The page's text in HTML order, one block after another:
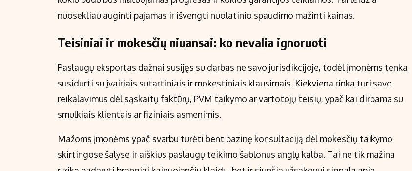
nuosekliau auginti pajamas ir išvengti nuolatinio spaudimo mažinti kainas.
Teisiniai ir mokesčių niuansai: ko nevalia ignoruoti
Paslaugų eksportas dažnai susijęs su darbas ne savo jurisdikcijoje, todėl įmonėms tenka
susidurti su įvairiais sutartiniais ir mokestiniais klausimais. Kiekviena rinka turi savo
reikalavimus dėl sąskaitų faktūrų, PVM taikymo ar vartotojų teisių, ypač kai dirbama su
smulkiais klientais ar fiziniais asmenimis.
Mažoms įmonėms ypač svarbu turėti bent bazinę konsultaciją dėl mokesčių taikymo
skirtingose šalyse ir aiškius paslaugų teikimo šablonus anglų kalba. Tai ne tik mažina